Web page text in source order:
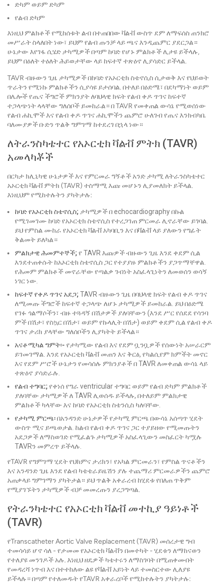
ድካም ወይም ድካም
የልብ ድካም
እነዚህ ምልክቶች የሚከሰቱት ልብ በተጠበበው ቫልቭ ውስጥ ደም ለማፍሰስ ጠንክሮ
መሥራት ስላለበት ነው፣ ይህም የልብ ጡንቻ ላይ ጫና እንዲጨምር ያደርጋል።
ሁኔታው እየገፋ ሲሄድ ታካሚዎች በጣም ከባድ የሆኑ ምልክቶች ሊታዩ ይችላሉ,
ይህም በዕለት ተዕለት ሕይወታቸው ላይ ከፍተኛ ተጽዕኖ ሊያሳድር ይችላል.
TAVR ብዙውን ጊዜ ታካሚዎች በከባድ የአኦርቲክ ስቴኖሲስ ሲታወቅ እና የህይወት
ጥራትን የሚነኩ ምልክቶችን ሲያሳዩ ይታሰባል. በተለይ በዕድሜ፣ በደካማነት ወይም
በሌሎች የጤና ችግሮች ምክንያት ለባህላዊ ክፍት የልብ ቀዶ ጥገና ከፍተኛ
ተጋላጭነት ላላቸው ግለሰቦች ይመከራል። በ TAVR የመቀጠል ውሳኔ የሚወሰነው
የልብ ሐኪሞች እና የልብ ቀዶ ጥገና ሐኪሞችን ጨምሮ ሁለገብ የጤና እንክብካቤ
ባለሙያዎች ቡድን ጥልቅ ግምገማ ከተደረገ በኋላ ነው።
ለትራንስካቴተር የአኦርቲክ ቫልቭ ምትክ (TAVR)
አመላካቾች
በርካታ ክሊኒካዊ ሁኔታዎች እና የምርመራ ግኝቶች አንድ ታካሚ ለትራንስካቴተር
አኦርቲክ ቫልቭ ምትክ (TAVR) ተስማሚ እጩ መሆኑን ሊያመለክት ይችላል.
እነዚህም የሚከተሉትን ያካትታሉ:
ከባድ የአኦርቲክ ስቴኖሲስ; ታካሚዎች በ echocardiography በኩል
የሚገመገሙ ከባድ የአኦርቲክ ስቴኖሲስ የተረጋገጠ ምርመራ ሊኖራቸው ይገባል.
ይህ የምስል ሙከራ የአኦርቲክ ቫልቭ አካባቢን እና በቫልቭ ላይ ያለውን የግፊት
ቅልመት ይለካል።
ምልክታዊ ሕመምተኞች; የ TAVR እጩዎች ብዙውን ጊዜ እንደ ቀደም ሲል
እንደተጠቀሱት ከአኦርቲክ ስቴኖሲስ ጋር የተያያዙ ምልክቶችን ያጋጥማቸዋል.
የሕመም ምልክቶች መኖራቸው የጣልቃ ገብነት አስፈላጊነትን ለመወሰን ወሳኝ
ነገር ነው.
ከፍተኛ የቀዶ ጥገና አደጋ; TAVR ብዙውን ጊዜ በባህላዊ ክፍት የልብ ቀዶ ጥገና
ለሚመጡ ችግሮች ከፍተኛ ተጋላጭ ለሆኑ ታካሚዎች ይመከራል. ይህ በዕድሜ
የገፉ ጎልማሶችን፣ ብዙ ተጓዳኝ በሽታዎች ያለባቸውን (እንደ ሥር የሰደደ የሳንባ
ምች በሽታ፣ የስኳር በሽታ፣ ወይም የኩላሊት በሽታ) ወይም ቀደም ሲል የልብ ቀዶ
ጥገና ታሪክ ያላቸው ግለሰቦችን ሊያካትት ይችላል።
አናቶሚካል ግምት፡- የታካሚው የልብ እና የደም ቧንቧዎች የሰውነት አሠራርም
ይገመገማል. እንደ የአኦርቲክ ቫልቭ መጠን እና ቅርፅ, የካልሲየም ክምችት መኖር
እና የደም ሥሮች ሁኔታን የመሳሰሉ ምክንያቶች በ TAVR ለመቀጠል ውሳኔ ላይ
ተጽዕኖ ያሳድራሉ.
የልብ ተግባር; የቀነሰ የግራ ventricular ተግባር ወይም የልብ ድካም ምልክቶች
ያለባቸው ታካሚዎች ለ TAVR ሊወሰዱ ይችላሉ, በተለይም ምልክታዊ
ምልክቶች ካላቸው እና ከባድ የአኦርቲክ ስቴንሲስ ካለባቸው.
የታካሚ ምርጫ፡በአንዳንድ ሁኔታዎች የታካሚ ምርጫ በውሳኔ አሰጣጥ ሂደት
ውስጥ ሚና ይጫወታል. ከልብ የልብ ቀዶ ጥገና ጋር ተያይዘው የሚመጡትን
አደጋዎች ለማስወገድ የሚፈልጉ ታካሚዎች አስፈላጊውን መስፈርት ካሟሉ
TAVRን መምረጥ ይችላሉ.
የTAVR የግምገማ ሂደት የህክምና ታሪክን፣ የአካል ምርመራን፣ የምስል ጥናቶችን
እና አንዳንድ ጊዜ እንደ የልብ ካቴቴራይዜሽን ያሉ ተጨማሪ ምርመራዎችን ጨምሮ
አጠቃላይ ግምገማን ያካትታል። ይህ ጥልቅ አቀራረብ ከሂደቱ የበለጠ ጥቅም
የሚያገኙትን ታካሚዎች ብቻ መመረጡን ያረጋግጣል.
የትራንካቴተር የአኦርቲክ ቫልቭ መተኪያ ዓይነቶች
(TAVR)
የTranscatheter Aortic Valve Replacement (TAVR) መሰረታዊ ግብ
ተመሳሳይ ሆኖ ሳለ - የታመመ የአኦርቲክ ቫልቭን በመተካት - ሂደቱን ለማከናወን
የተለያዩ መንገዶች አሉ. እነዚህ ዘዴዎች ካቴተሩን ለማስገባት በሚጠቀሙበት
የመዳረሻ ነጥብ እና በተተከለው ልዩ የቫልቭ አይነት ላይ ተመስርተው ሊለያዩ
ይችላሉ። በጣም የተለመዱት የTAVR አቀራረቦች የሚከተሉትን ያካትታሉ: